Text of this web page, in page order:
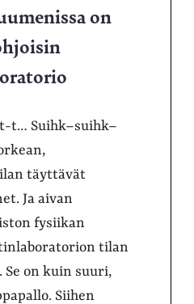
on
Suihk–suihk–
täyttävät
Ja aivan
fysiikan
tilan
Se on kuin suuri,
Siihen